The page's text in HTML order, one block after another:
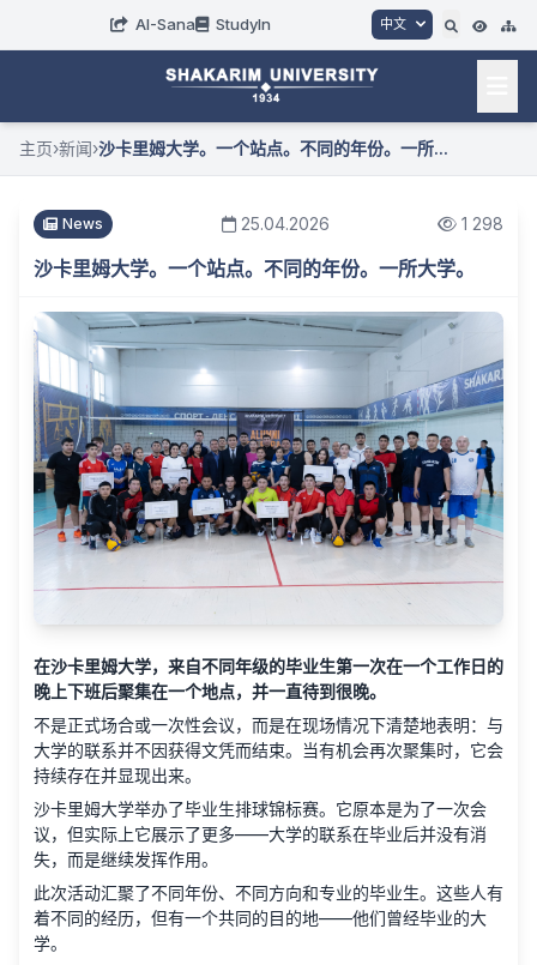
AI-Sana StudyIn 中文
主页›新闻›沙卡里姆大学。一个站点。不同的年份。一所...
News 25.04.2026 1 298
沙卡里姆大学。一个站点。不同的年份。一所大学。
在沙卡里姆大学，来自不同年级的毕业生第一次在一个工作日的
晚上下班后聚集在一个地点，并一直待到很晚。
不是正式场合或一次性会议，而是在现场情况下清楚地表明：与
大学的联系并不因获得文凭而结束。当有机会再次聚集时，它会
持续存在并显现出来。
沙卡里姆大学举办了毕业生排球锦标赛。它原本是为了一次会
议，但实际上它展示了更多——大学的联系在毕业后并没有消
失，而是继续发挥作用。
此次活动汇聚了不同年份、不同方向和专业的毕业生。这些人有
着不同的经历，但有一个共同的目的地——他们曾经毕业的大
学。